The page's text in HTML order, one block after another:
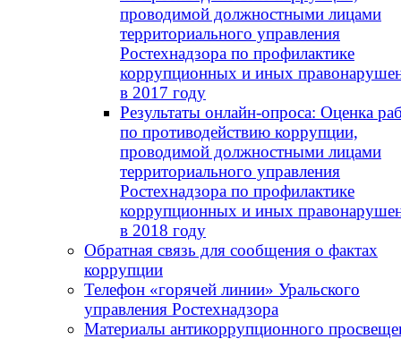
проводимой должностными лицами
территориального управления
Ростехнадзора по профилактике
коррупционных и иных
в 2017 году
Результаты онлайн-опроса: Оценка
по противодействию коррупции,
проводимой должностными лицами
территориального управления
Ростехнадзора по профилактике
коррупционных и иных
в 2018 году
Обратная связь для сообщения о фактах
коррупции
Телефон «горячей линии» Уральского
управления Ростехнадзора
Материалы антикоррупционного